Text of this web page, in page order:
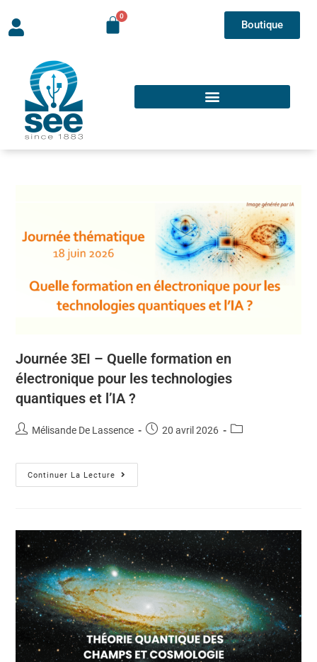
Boutique
Journée 3EI – Quelle formation en
électronique pour les technologies
quantiques et l’IA ?
Mélisande De Lassence 20 avril 2026
Continuer La Lecture